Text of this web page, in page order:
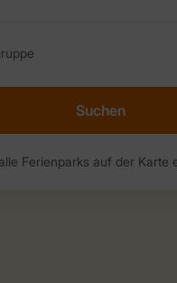
Suchen
Ferienparks auf der Karte